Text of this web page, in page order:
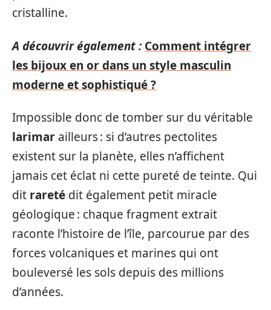
cristalline.
A découvrir également : Comment intégrer
les bijoux en or dans un style masculin
moderne et sophistiqué ?
Impossible donc de tomber sur du véritable
larimar ailleurs : si d’autres pectolites
existent sur la planète, elles n’affichent
jamais cet éclat ni cette pureté de teinte. Qui
dit rareté dit également petit miracle
géologique : chaque fragment extrait
raconte l’histoire de l’île, parcourue par des
forces volcaniques et marines qui ont
bouleversé les sols depuis des millions
d’années.